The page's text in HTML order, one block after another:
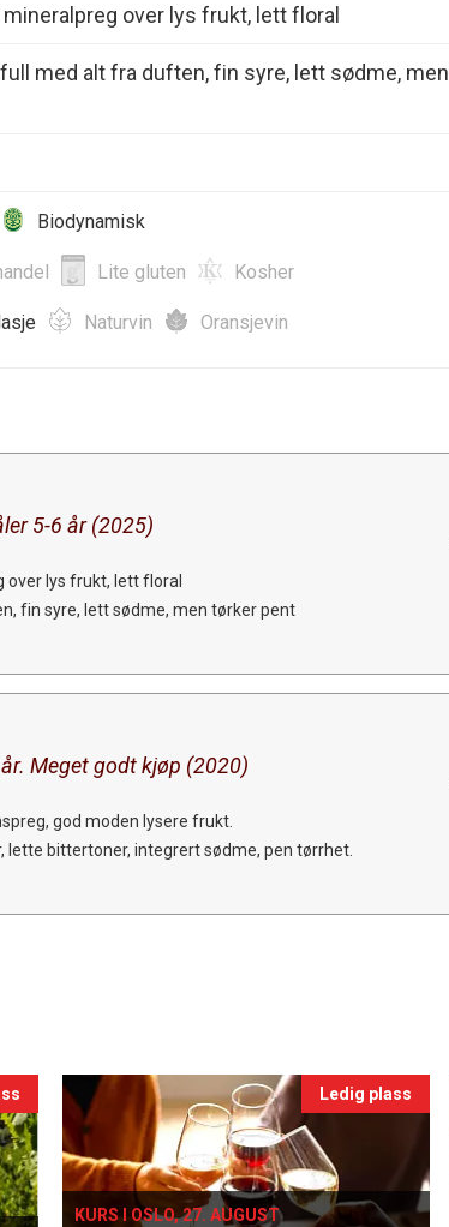
mineralpreg over lys frukt, lett floral
med alt fra duften, fin syre, lett sødme,
Biodynamisk
Lite gluten Kosher
Naturvin Oransjevin
5-6 år (2025)
over lys frukt, lett floral
fin syre, lett sødme, men tørker pent
Meget godt kjøp (2020)
god moden lysere frukt.
lette bittertoner, integrert sødme, pen tørrhet.
Ledig plass
KURS I OSLO, 27. AUGUST